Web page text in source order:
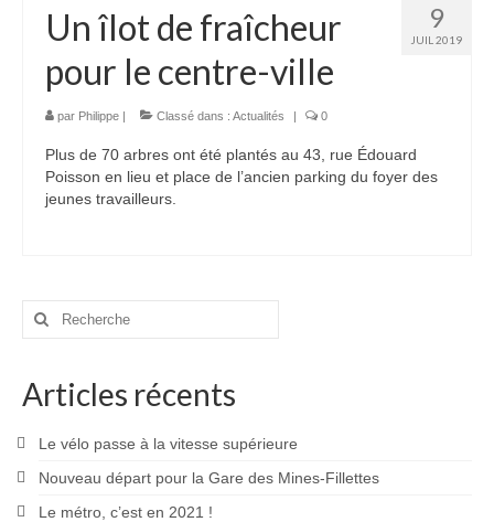
9
JUIL 2019
Un îlot de fraîcheur
pour le centre-ville
par Philippe | Classé dans : Actualités | 0
Plus de 70 arbres ont été plantés au 43, rue Édouard
Poisson en lieu et place de l’ancien parking du foyer des
jeunes travailleurs.
Rechercher
Articles récents
Le vélo passe à la vitesse supérieure
Nouveau départ pour la Gare des Mines-Fillettes
Le métro, c’est en 2021 !